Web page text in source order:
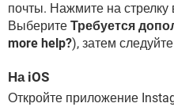
почты. Нажмите на стрелку
Выберите Требуется
more help?), затем
На iOS
Откройте приложение